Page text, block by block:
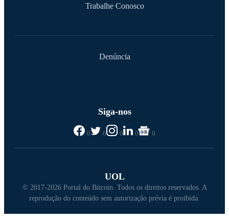
Trabalhe Conosco
Denúncia
Siga-nos
0 0 0 0 0
UOL
© 2017-2026 Portal do Bitcoin. Todos os direitos reservados. A
reprodução do conteúdo sem autorização prévia é proibida.